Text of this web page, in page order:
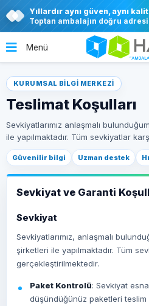
Yıllardır aynı güven, aynı
Toptan ambalajın doğru adresi
KURUMSAL BILGI MERKEZI
Teslimat Koşulları
Sevkiyatlarımız anlaşmalı
ile yapılmaktadır. Tüm sevkiyatlar
Güvenilir bilgi Uzman destek
Sevkiyat ve Garanti
Sevkiyat
Sevkiyatlarımız, anlaşmalı
şirketleri ile yapılmaktadır. Tüm
gerçekleştirilmektedir.
Paket Kontrolü: Sevkiyat
düşündüğünüz paketleri